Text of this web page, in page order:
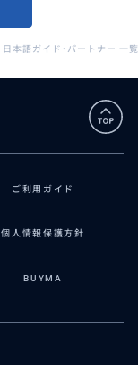
日本語ガイド･パートナー 一覧
ご利用ガイド
個人情報保護方針
BUYMA